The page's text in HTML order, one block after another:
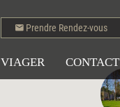
Prendre Rendez-vous
VIAGER CONTACT